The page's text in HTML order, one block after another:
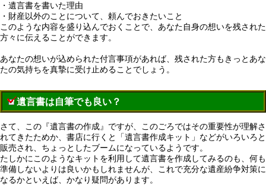
・遺言書を書いた理由
・財産以外のことについて、頼んでおきたいこと
このような内容を盛り込んでおくことで、あなた自身の想いを残された
方々に伝えることができます。
あなたの想いが込められた付言事項があれば、残された方もきっとあな
たの気持ちを真摯に受け止めることでしょう。
遺言書は自筆でも良い？
さて、この『遺言書の作成』ですが、このごろではその重要性が理解さ
れてきたためか、書店に行くと「遺言書作成キット」などがいろいろと
販売され、ちょっとしたブームになっているようです。
たしかにこのようなキットを利用して遺言書を作成してみるのも、何も
準備しないよりは良いかもしれませんが、これで充分な遺産紛争対策に
なるかといえば、かなり疑問があります。